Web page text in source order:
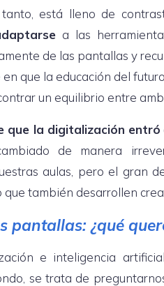
está lleno de
a las
de las pantallas y
que la educación del futuro
un equilibrio entre
que la digitalización entró
de manera
aulas, pero el gran
que también desarrollen
pantallas: ¿qué
e inteligencia
se trata de